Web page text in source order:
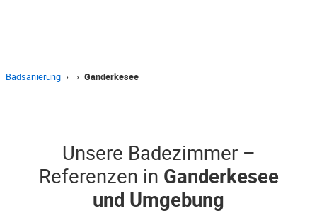
Badsanierung › › Ganderkesee
Unsere Badezimmer –
Referenzen in Ganderkesee
und Umgebung